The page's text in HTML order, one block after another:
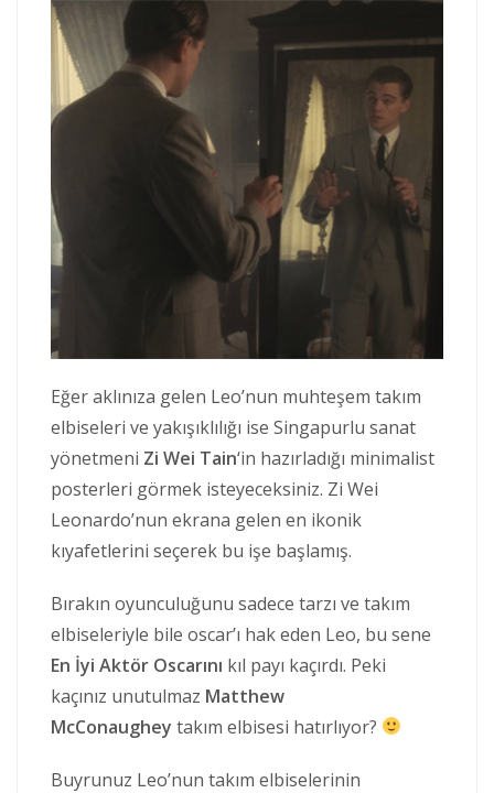
Eğer aklınıza gelen Leo’nun muhteşem takım
elbiseleri ve yakışıklılığı ise Singapurlu sanat
yönetmeni Zi Wei Tain‘in hazırladığı minimalist
posterleri görmek isteyeceksiniz. Zi Wei
Leonardo’nun ekrana gelen en ikonik
kıyafetlerini seçerek bu işe başlamış.
Bırakın oyunculuğunu sadece tarzı ve takım
elbiseleriyle bile oscar’ı hak eden Leo, bu sene
En İyi Aktör Oscarını kıl payı kaçırdı. Peki
kaçınız unutulmaz Matthew
McConaughey takım elbisesi hatırlıyor?
Buyrunuz Leo’nun takım elbiselerinin